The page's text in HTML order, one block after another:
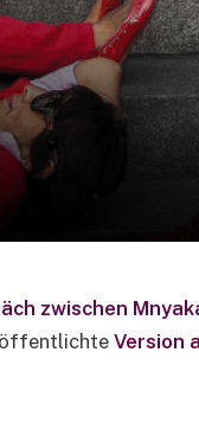
zwischen
Version